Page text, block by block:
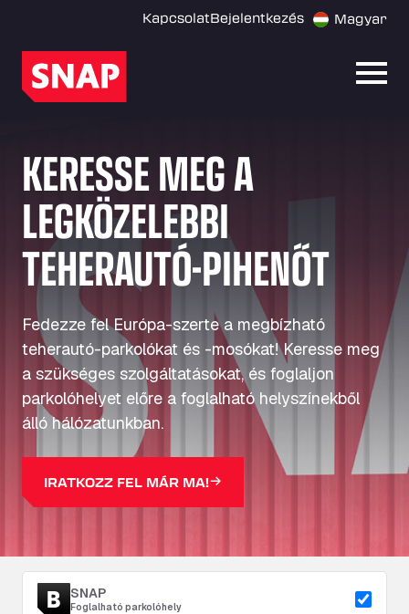
KapcsolatBejelentkezés Magyar
KERESSE MEG A
LEGKÖZELEBBI
TEHERAUTÓ-PIHENŐT
Fedezze fel Európa-szerte a megbízható
teherautó-parkolókat és -mosókat! Keresse meg
a szükséges szolgáltatásokat, és foglaljon
parkolóhelyet előre a foglalható helyszínekből
álló hálózatunkban.
IRATKOZZ FEL MÁR MA!
SNAP
Foglalható parkolóhely